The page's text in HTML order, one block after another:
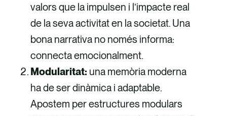
valors que la impulsen i l’impacte real
de la seva activitat en la societat. Una
bona narrativa no només informa:
connecta emocionalment.
Modularitat: una memòria moderna
ha de ser dinàmica i adaptable.
Apostem per estructures modulars